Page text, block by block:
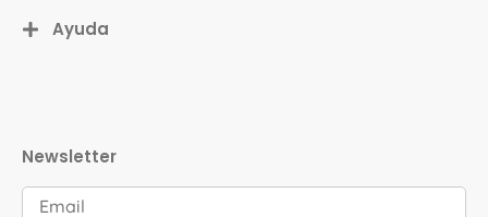
Ayuda
Newsletter